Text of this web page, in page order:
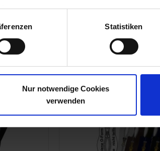
Statistiken
Nur notwendige Cookies
verwenden
9 mm (extra breit) -
Wege - Nicht